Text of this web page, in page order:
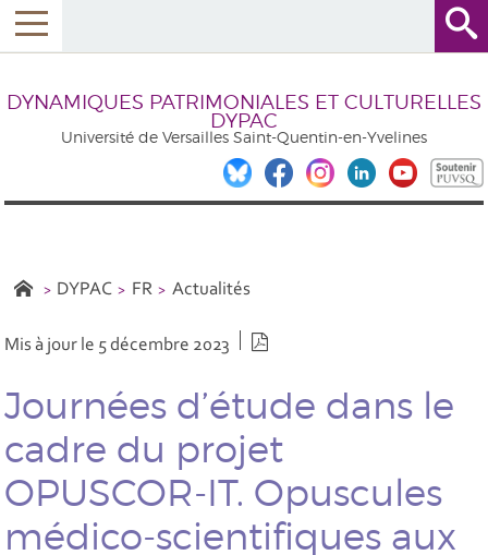
DYNAMIQUES PATRIMONIALES ET CULTURELLES
DYPAC
Université de Versailles Saint-Quentin-en-Yvelines
DYPAC FR Actualités
Mis à jour le 5 décembre 2023
Journées d’étude dans le
cadre du projet
OPUSCOR-IT. Opuscules
médico-scientifiques aux